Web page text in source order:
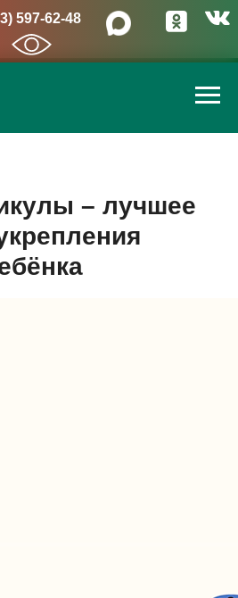
597-62-48
– лучшее